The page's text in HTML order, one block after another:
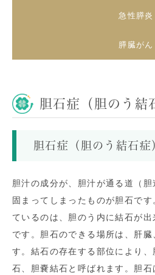
急性膵炎
膵臓がん
胆石症（胆のう結
胆石症（胆のう結石症
胆汁の成分が、胆汁が通る道（
固まってしまったものが胆石で
ているのは、胆のう内に結石が
です。胆石のできる場所は、肝臓
す。結石の存在する部位により
石、胆嚢結石と呼ばれます。胆